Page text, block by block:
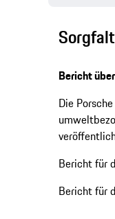
Bericht
Die
Bericht für
Bericht für